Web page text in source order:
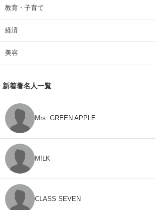
教育・子育て
経済
美容
新着著名人一覧
Mrs. GREEN APPLE
M!LK
CLASS SEVEN